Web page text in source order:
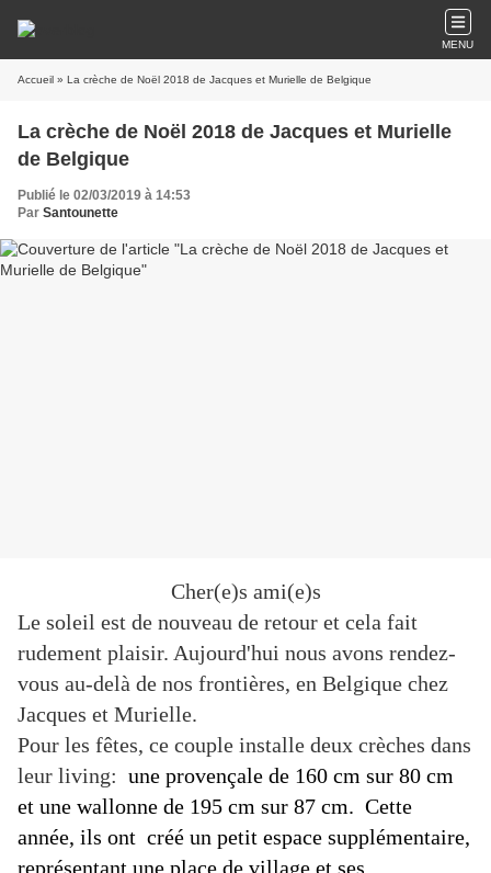
MENU
Accueil » La crèche de Noël 2018 de Jacques et Murielle de Belgique
La crèche de Noël 2018 de Jacques et Murielle
de Belgique
Publié le 02/03/2019 à 14:53
Par Santounette
Cher(e)s ami(e)s
Le soleil est de nouveau de retour et cela fait
rudement plaisir. Aujourd'hui nous avons rendez-
vous au-delà de nos frontières, en Belgique chez
Jacques et Murielle.
Pour les fêtes, ce couple installe deux crèches dans
leur living: une provençale de 160 cm sur 80 cm
et une wallonne de 195 cm sur 87 cm. Cette
année, ils ont créé un petit espace supplémentaire,
représentant une place de village et ses